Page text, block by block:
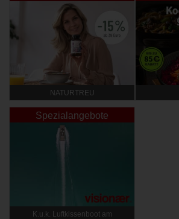
NATURTREU
Spezialangebote
K.u.k. Luftkissenboot am